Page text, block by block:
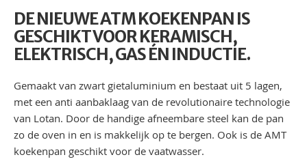
DE NIEUWE ATM KOEKENPAN IS
GESCHIKT VOOR KERAMISCH,
ELEKTRISCH, GAS ÉN INDUCTIE.
Gemaakt van zwart gietaluminium en bestaat uit 5 lagen,
met een anti aanbaklaag van de revolutionaire technologie
van Lotan. Door de handige afneembare steel kan de pan
zo de oven in en is makkelijk op te bergen. Ook is de AMT
koekenpan geschikt voor de vaatwasser.